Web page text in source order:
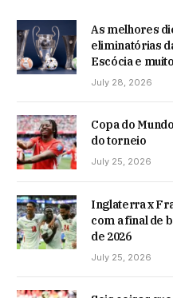
As melhores
eliminatórias
Escócia e
July 28, 2026
Copa do
do torneio
July 25, 2026
Inglaterra x
com a final de
de 2026
July 25, 2026